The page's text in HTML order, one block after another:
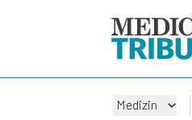
Medizin